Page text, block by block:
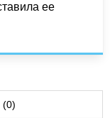
ее
(0)